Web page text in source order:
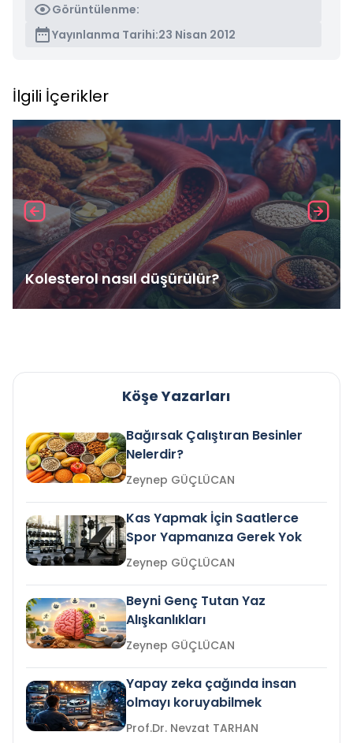
Görüntülenme:
Yayınlanma Tarihi:23 Nisan 2012
İlgili İçerikler
Kolesterol nasıl düşürülür?
Köşe Yazarları
Bağırsak Çalıştıran Besinler
Nelerdir?
Zeynep GÜÇLÜCAN
Kas Yapmak İçin Saatlerce
Spor Yapmanıza Gerek Yok
Zeynep GÜÇLÜCAN
Beyni Genç Tutan Yaz
Alışkanlıkları
Zeynep GÜÇLÜCAN
Yapay zeka çağında insan
olmayı koruyabilmek
Prof.Dr. Nevzat TARHAN